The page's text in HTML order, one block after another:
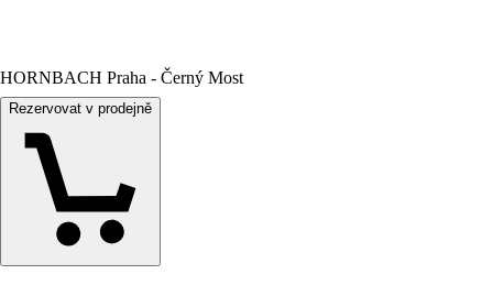
HORNBACH Praha - Černý Most
Rezervovat v prodejně